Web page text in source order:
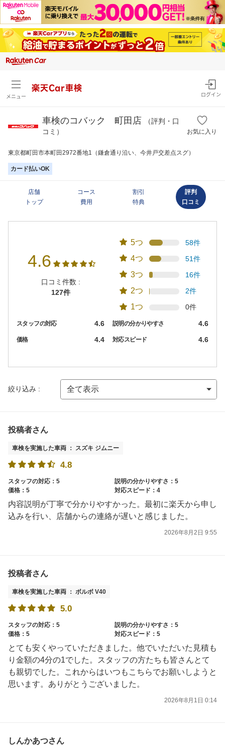
メニュー
楽天Car車検
ログイン
車検のコバック 町田店
（評判・口
コミ）
お気に入り
東京都町田市本町田2972番地1（鎌倉通り沿い、今井戸交差点スグ）
カード払いOK
店舗
トップ
コース
費用
割引
特典
評判
口コミ
4.6
口コミ件数 :
127件
5つ 58件
4つ 51件
3つ 16件
2つ 2件
1つ 0件
スタッフの対応 4.6 説明の分かりやすさ 4.6
価格 4.4 対応スピード 4.6
絞り込み :
投稿者さん
車検を実施した車両 ： スズキ ジムニー
4.8
スタッフの対応：5
説明の分かりやすさ：5
価格：5
対応スピード：4
内容説明が丁寧で分かりやすかった。最初に楽天から申し
込みを行い、店舗からの連絡が遅いと感じました。
2026年8月2日 9:55
投稿者さん
車検を実施した車両 ： ボルボ V40
5.0
スタッフの対応：5
説明の分かりやすさ：5
価格：5
対応スピード：5
とても安くやっていただきました。他でいただいた見積も
り金額の4分の1でした。スタッフの方たちも皆さんとて
も親切でした。これからはいつもこちらでお願いしようと
思います。ありがとうございました。
2026年8月1日 0:14
しんかあつさん